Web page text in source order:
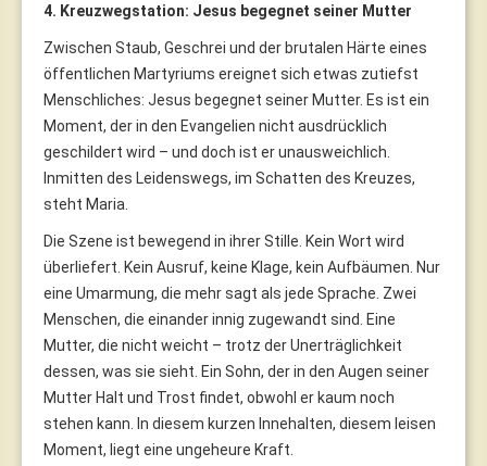
4. Kreuzwegstation: Jesus begegnet seiner Mutter
Zwischen Staub, Geschrei und der brutalen Härte eines
öffentlichen Martyriums ereignet sich etwas zutiefst
Menschliches: Jesus begegnet seiner Mutter. Es ist ein
Moment, der in den Evangelien nicht ausdrücklich
geschildert wird – und doch ist er unausweichlich.
Inmitten des Leidenswegs, im Schatten des Kreuzes,
steht Maria.
Die Szene ist bewegend in ihrer Stille. Kein Wort wird
überliefert. Kein Ausruf, keine Klage, kein Aufbäumen. Nur
eine Umarmung, die mehr sagt als jede Sprache. Zwei
Menschen, die einander innig zugewandt sind. Eine
Mutter, die nicht weicht – trotz der Unerträglichkeit
dessen, was sie sieht. Ein Sohn, der in den Augen seiner
Mutter Halt und Trost findet, obwohl er kaum noch
stehen kann. In diesem kurzen Innehalten, diesem leisen
Moment, liegt eine ungeheure Kraft.